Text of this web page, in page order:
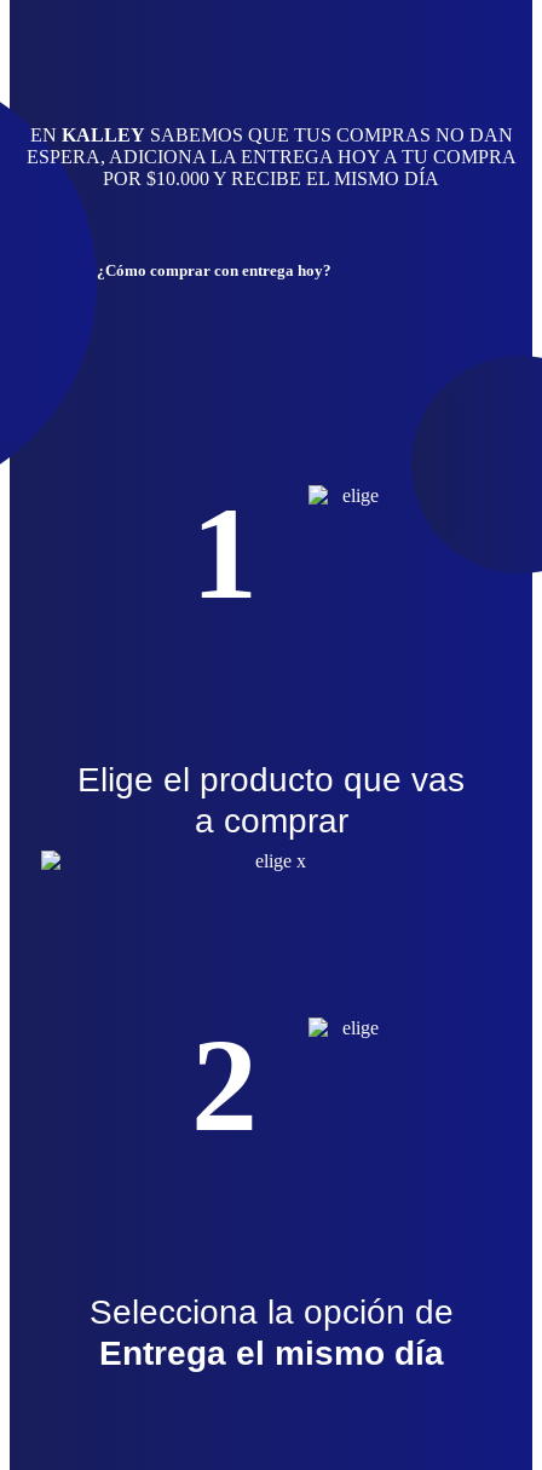
EN KALLEYSABEMOS QUE TUS COMPRAS NO DAN
ESPERA, ADICIONA LA ENTREGA HOY A TU COMPRA
POR $10.000 Y RECIBE EL MISMO DÍA
¿Cómo comprar con entrega hoy?
1
Elige el producto que vas
a comprar
2
Selecciona la opción de
Entrega el mismo día